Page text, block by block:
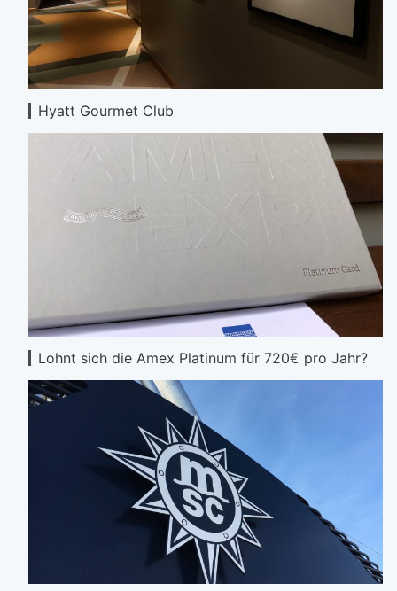
Hyatt Gourmet Club
Lohnt sich die Amex Platinum für 720€ pro Jahr?